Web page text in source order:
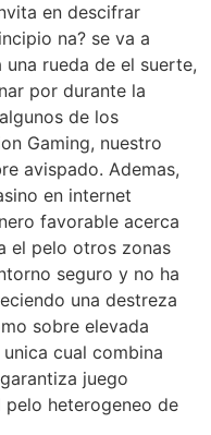
en descifrar
na? se va a
rueda de el suerte,
por durante la
de los
Gaming, nuestro
avispado. Ademas,
en internet
favorable acerca
el pelo otros zonas
seguro y no ha
una destreza
sobre elevada
cual combina
juego
heterogeneo de